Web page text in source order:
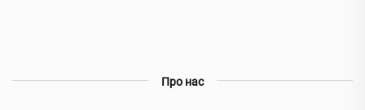
Про нас